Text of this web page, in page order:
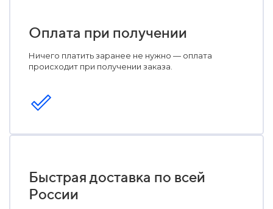
Оплата при получении
Ничего платить заранее не нужно — оплата
происходит при получении заказа.
Быстрая доставка по всей
России